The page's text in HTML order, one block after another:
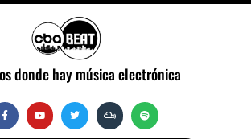
donde hay música electrónica